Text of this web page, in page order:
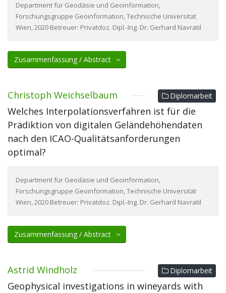
Department für Geodäsie und Geoinformation,
Forschungsgruppe Geoinformation, Technische Universität
Wien, 2020 Betreuer: Privatdoz. Dipl.-Ing. Dr. Gerhard Navratil
Zusammenfassung / Abstract
Christoph Weichselbaum Diplomarbeit
Welches Interpolationsverfahren ist für die
Prädiktion von digitalen Geländehöhendaten
nach den ICAO-Qualitätsanforderungen
optimal?
Department für Geodäsie und Geoinformation,
Forschungsgruppe Geoinformation, Technische Universität
Wien, 2020 Betreuer: Privatdoz. Dipl.-Ing. Dr. Gerhard Navratil
Zusammenfassung / Abstract
Astrid Windholz Diplomarbeit
Geophysical investigations in wineyards with